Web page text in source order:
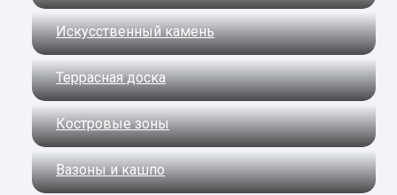
Искусственный камень
Террасная доска
Костровые зоны
Вазоны и кашпо